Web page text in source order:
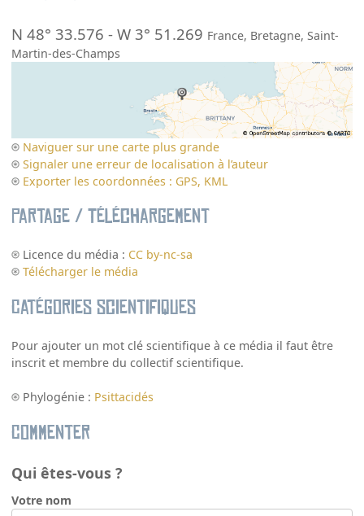
N 48° 33.576 -W 3° 51.269 France, Bretagne,Saint-
Martin-des-Champs
Naviguer sur une carte plus grande
Signaler une erreur de localisation à l’auteur
Exporter les coordonnées : GPS, KML
Partage / Téléchargement
Licence du média : CC by-nc-sa
Télécharger le média
Catégories scientifiques
Pour ajouter un mot clé scientifique à ce média il faut être
inscrit et membre du collectif scientifique.
Phylogénie : Psittacidés
Commenter
Qui êtes-vous ?
Votre nom